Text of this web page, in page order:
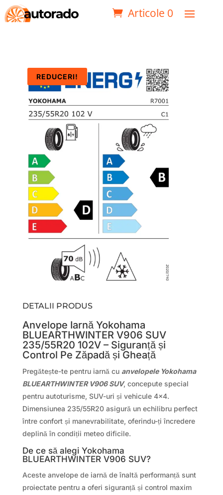
Articole 0
REDUCERI!
DETALII PRODUS
Anvelope Iarnă Yokohama
BLUEARTHWINTER V906 SUV
235/55R20 102V – Siguranță și
Control Pe Zăpadă și Gheață
Pregătește-te pentru iarnă cu anvelopele Yokohama
BLUEARTHWINTER V906 SUV, concepute special
pentru autoturisme, SUV-uri și vehicule 4×4.
Dimensiunea 235/55R20 asigură un echilibru perfect
între confort și manevrabilitate, oferindu-ți încredere
deplină în condiții meteo dificile.
De ce să alegi Yokohama
BLUEARTHWINTER V906 SUV?
Aceste anvelope de iarnă de înaltă performanță sunt
proiectate pentru a oferi siguranță și control maxim